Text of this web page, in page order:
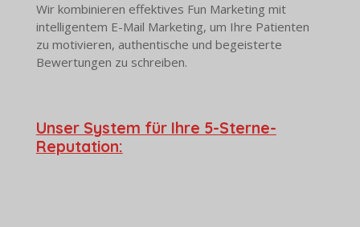
Wir kombinieren effektives Fun Marketing mit
intelligentem E-Mail Marketing, um Ihre Patienten
zu motivieren, authentische und begeisterte
Bewertungen zu schreiben.
Unser System für Ihre 5-Sterne-
Reputation: